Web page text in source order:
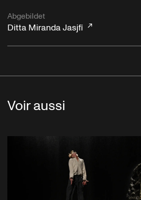
Abgebildet
Ditta Miranda Jasjfi
Voir aussi